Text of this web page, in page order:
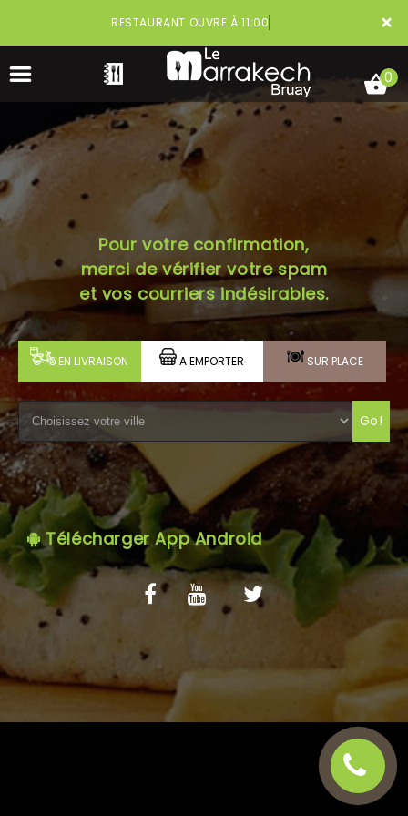
×
RESTAURANT OUVRE À 11:00
ACCUEIL
VOTRE COMPTE
NOTRE RESTAURANT
VOS AVIS
MENTIONS LÉGALES
C.G.V
0
Pour votre confirmation,
merci de vérifier votre spam
et vos courriers indésirables.
EN LIVRAISON A EMPORTER SUR PLACE
Go!
Télécharger App Android